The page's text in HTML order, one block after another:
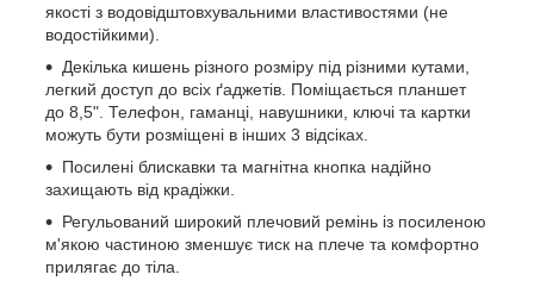
якості з водовідштовхувальними властивостями (не
водостійкими).
Декілька кишень різного розміру під різними кутами,
легкий доступ до всіх ґаджетів. Поміщається планшет
до 8,5". Телефон, гаманці, навушники, ключі та картки
можуть бути розміщені в інших 3 відсіках.
Посилені блискавки та магнітна кнопка надійно
захищають від крадіжки.
Регульований широкий плечовий ремінь із посиленою
м'якою частиною зменшує тиск на плече та комфортно
прилягає до тіла.